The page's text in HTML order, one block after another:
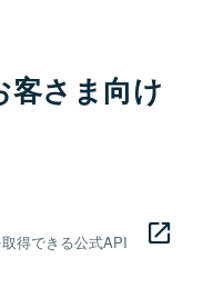
客さま向け
得できる公式API